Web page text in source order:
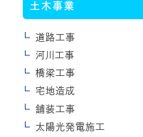
土木事業
道路工事
河川工事
橋梁工事
宅地造成
舗装工事
太陽光発電施工